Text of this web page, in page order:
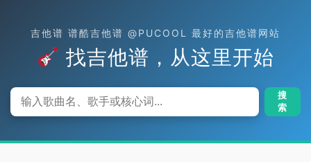
吉他谱 谱酷吉他谱 @PUCOOL 最好的吉他谱网站
找吉他谱，从这里开始
搜
索